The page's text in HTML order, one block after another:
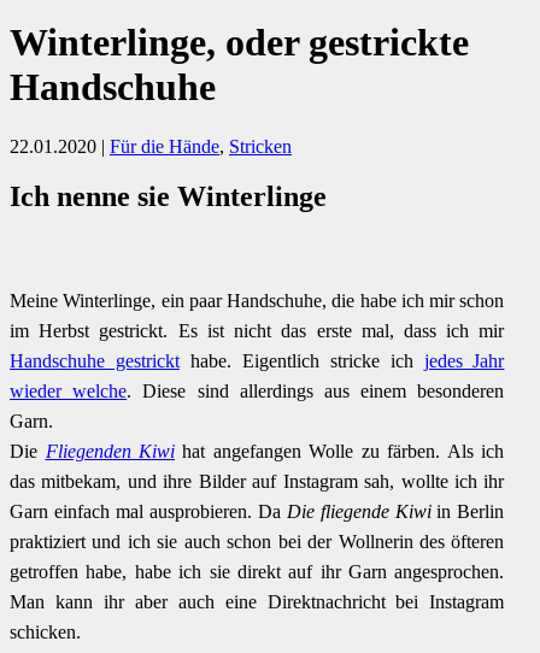
Winterlinge, oder gestrickte
Handschuhe
22.01.2020 | Für die Hände, Stricken
Ich nenne sie Winterlinge
Meine Winterlinge, ein paar Handschuhe, die habe ich mir schon
im Herbst gestrickt. Es ist nicht das erste mal, dass ich mir
Handschuhe gestrickthabe. Eigentlich stricke ich jedes Jahr
wieder welche. Diese sind allerdings aus einem besonderen
Garn.
Die Fliegenden Kiwi hat angefangen Wolle zu färben. Als ich
das mitbekam, und ihre Bilder auf Instagram sah, wollte ich ihr
Garn einfach mal ausprobieren. Da Die fliegende Kiwiin Berlin
praktiziert und ich sie auch schon bei der Wollnerin des öfteren
getroffen habe, habe ich sie direkt auf ihr Garn angesprochen.
Man kann ihr aber auch eine Direktnachricht bei Instagram
schicken.